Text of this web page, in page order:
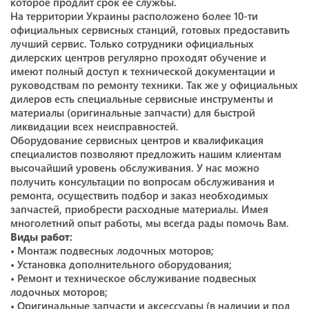
На территории Украины расположено более 10-ти
официальных сервисных станций, готовых предоставить
лучший сервис. Только сотрудники официальных
дилерских центров регулярно проходят обучение и
имеют полный доступ к технической документации и
руководствам по ремонту техники. Так же у официальных
дилеров есть специальные сервисные инструменты и
материалы (оригинальные запчасти) для быстрой
ликвидации всех неисправностей.
Оборудование сервисных центров и квалификация
специалистов позволяют предложить нашим клиентам
высочайший уровень обслуживания. У нас можно
получить консультации по вопросам обслуживания и
ремонта, осуществить подбор и заказ необходимых
запчастей, приобрести расходные материалы. Имея
многолетний опыт работы, мы всегда рады помочь Вам.
Виды работ:
• Монтаж подвесных лодочных моторов;
• Установка дополнительного оборудования;
• Ремонт и техническое обслуживание подвесных
лодочных моторов;
• Оригинальные запчасти и аксессуары (в наличии и под